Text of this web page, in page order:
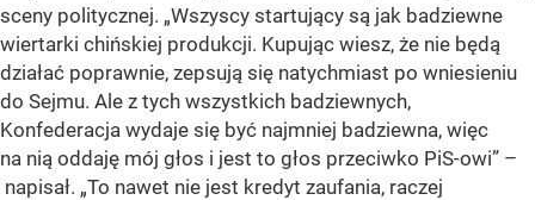
sceny politycznej. „Wszyscy startujący są jak badziewne
wiertarki chińskiej produkcji. Kupując wiesz, że nie będą
działać poprawnie, zepsują się natychmiast po wniesieniu
do Sejmu. Ale z tych wszystkich badziewnych,
Konfederacja wydaje się być najmniej badziewna, więc
na nią oddaję mój głos i jest to głos przeciwko PiS-owi” –
napisał. „To nawet nie jest kredyt zaufania, raczej